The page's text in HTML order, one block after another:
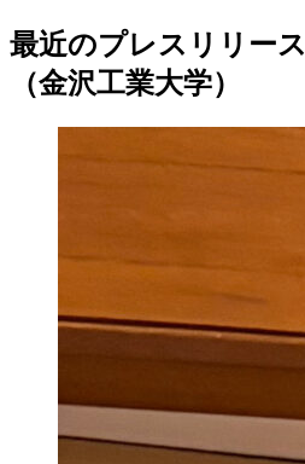
最近のプレスリリース
（金沢工業大学）